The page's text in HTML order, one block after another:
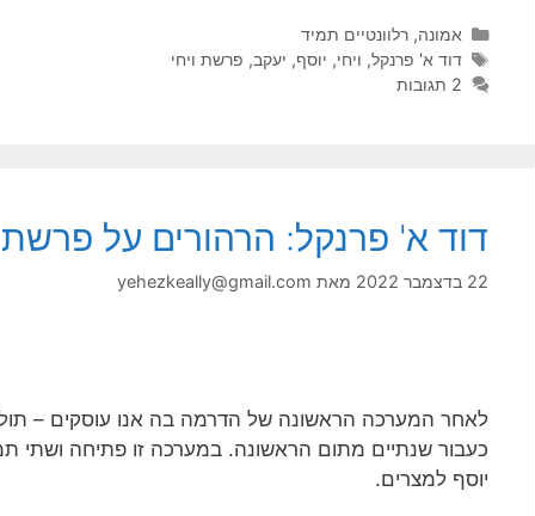
קטגוריות
אמונה, רלוונטיים תמיד
תגיות
דוד א' פרנקל, ויחי, יוסף, יעקב, פרשת ויחי
2 תגובות
דוד א' פרנקל: הרהורים על
22 בדצמבר 2022 מאת yehezkeally@gmail.com
לאחר המערכה הראשונה של הדרמה בה אנו עוסקים –
כעבור שנתיים מתום הראשונה. במערכה זו פתיחה ושתי
יוסף למצרים.